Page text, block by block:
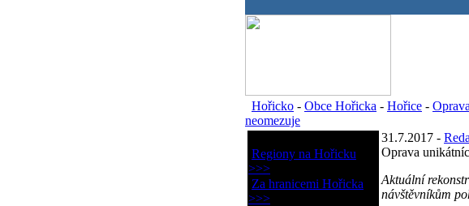
Hořicko - Obce Hořicka - Hořice -
neomezuje
Regiony na Hořicku
>>>
Za hranicemi Hořicka
>>>
31.7.2017 -
Oprava
Aktuální
návštěvníkům